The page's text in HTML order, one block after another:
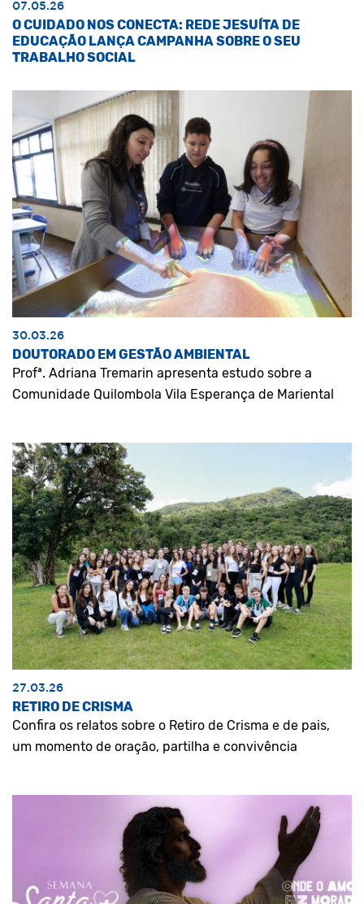
07.05.26
O CUIDADO NOS CONECTA: REDE JESUÍTA DE
EDUCAÇÃO LANÇA CAMPANHA SOBRE O SEU
TRABALHO SOCIAL
30.03.26
DOUTORADO EM GESTÃO AMBIENTAL
Profª. Adriana Tremarin apresenta estudo sobre a
Comunidade Quilombola Vila Esperança de Mariental
27.03.26
RETIRO DE CRISMA
Confira os relatos sobre o Retiro de Crisma e de pais,
um momento de oração, partilha e convivência